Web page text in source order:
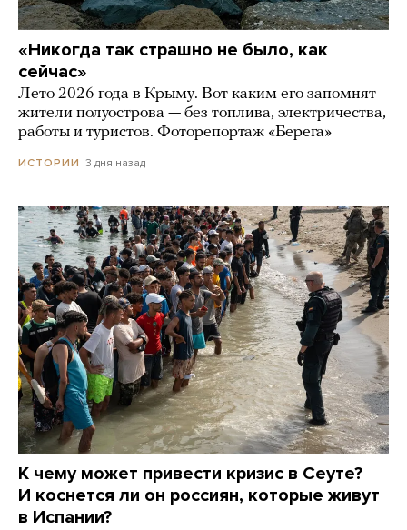
«Никогда так страшно не было, как
сейчас»
Лето 2026 года в Крыму. Вот каким его запомнят
жители полуострова — без топлива, электричества,
работы и туристов. Фоторепортаж «Берега»
ИСТОРИИ 3 дня назад
К чему может привести кризис в Сеуте?
И коснется ли он россиян, которые живут
в Испании?